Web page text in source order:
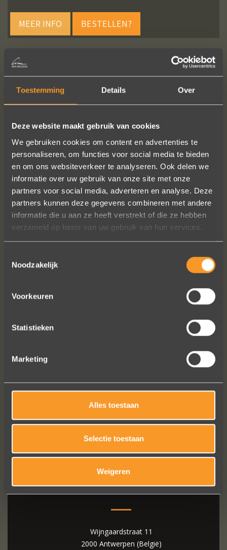
Toestemming Details Over
Deze website maakt gebruik van cookies
We gebruiken cookies om content en advertenties te
personaliseren, om functies voor social media te bieden
en om ons websiteverkeer te analyseren. Ook delen we
informatie over uw gebruik van onze site met onze
partners voor social media, adverteren en analyse. Deze
partners kunnen deze gegevens combineren met andere
informatie die u aan ze heeft verstrekt of die ze hebben
verzameld op basis van uw gebruik van hun services.
Noodzakelijk
Voorkeuren
Statistieken
Marketing
Alles toestaan
Selectie toestaan
Weigeren
MEER INFO BESTELLEN?
Wat een prachtige sieraden! Na mn
trouwring heb ik nu aan mn andere
hand ook een juweeltje. Zo trots als
een pauw ben ik.
Marijn Melis
WIM MEEUSSEN
Wijngaardstraat 11
2000 Antwerpen (België)